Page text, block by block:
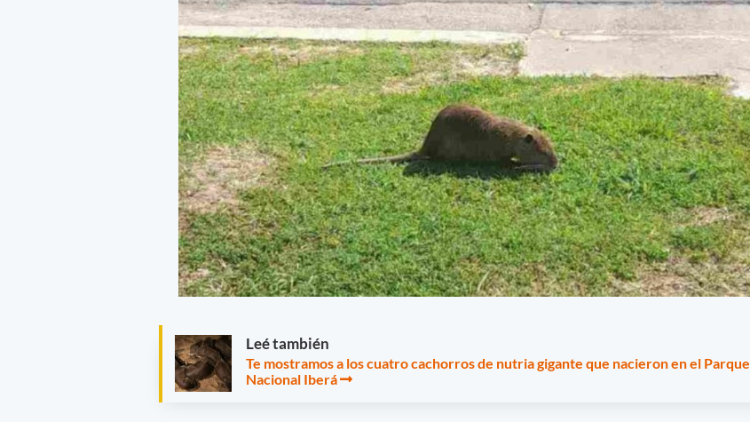
Leé también
Te mostramos a los cuatro cachorros de nutria gigante que nacieron en el Parque
Nacional Iberá